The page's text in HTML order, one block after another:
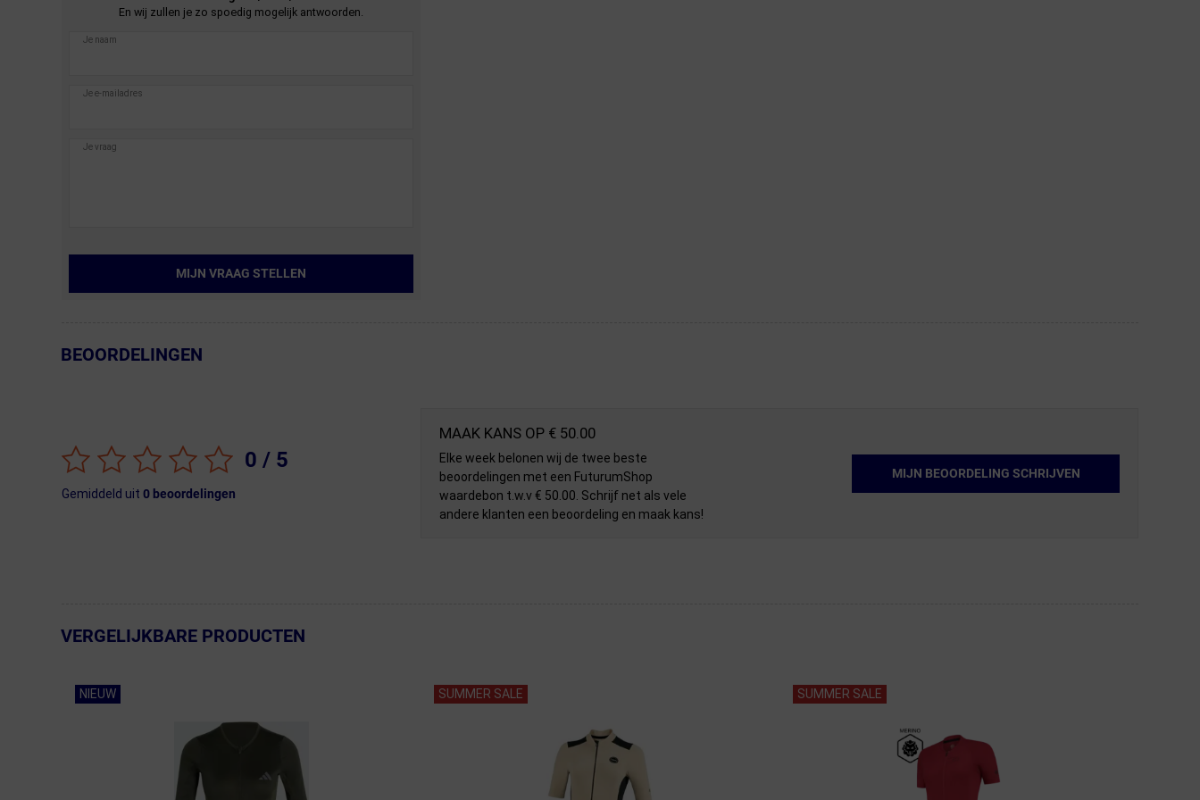
En wij zullen je zo spoedig mogelijk antwoorden.
MIJN VRAAG STELLEN
← Terug naar productnavigatie
BEOORDELINGEN
0 / 5
Gemiddeld uit 0beoordelingen
MAAK KANS OP € 50.00
Elke week belonen wij de twee beste
beoordelingen met een FuturumShop
waardebon t.w.v € 50.00. Schrijf net als vele
andere klanten een beoordeling en maak kans!
MIJN BEOORDELING SCHRIJVEN
← Terug naar productnavigatie
VERGELIJKBARE PRODUCTEN
NIEUW SUMMER SALE SUMMER SALE